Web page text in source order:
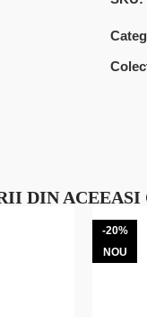
DIN
-20%
NOU